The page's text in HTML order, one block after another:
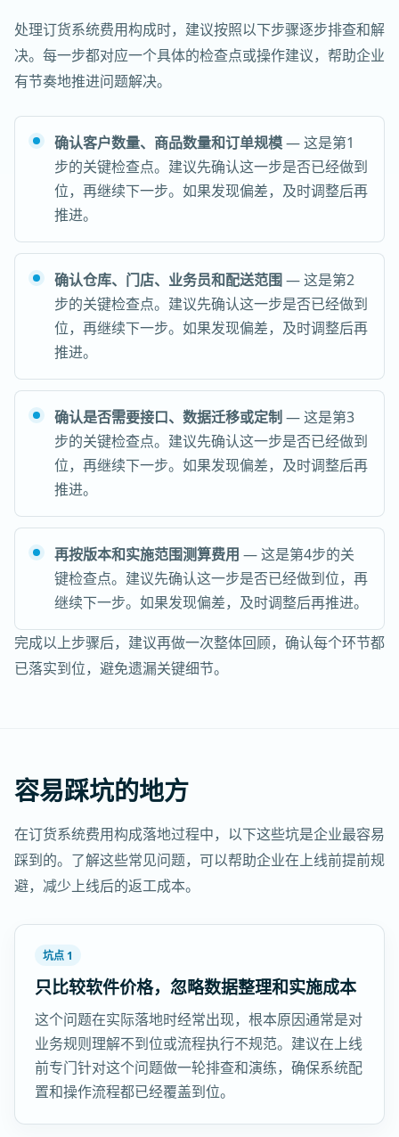
处理订货系统费用构成时，建议按照以下步骤逐步排查和解
决。每一步都对应一个具体的检查点或操作建议，帮助企业
有节奏地推进问题解决。
确认客户数量、商品数量和订单规模— 这是第1
步的关键检查点。建议先确认这一步是否已经做到
位，再继续下一步。如果发现偏差，及时调整后再
推进。
确认仓库、门店、业务员和配送范围 — 这是第2
步的关键检查点。建议先确认这一步是否已经做到
位，再继续下一步。如果发现偏差，及时调整后再
推进。
确认是否需要接口、数据迁移或定制 — 这是第3
步的关键检查点。建议先确认这一步是否已经做到
位，再继续下一步。如果发现偏差，及时调整后再
推进。
再按版本和实施范围测算费用 — 这是第4步的关
键检查点。建议先确认这一步是否已经做到位，再
继续下一步。如果发现偏差，及时调整后再推进。
完成以上步骤后，建议再做一次整体回顾，确认每个环节都
已落实到位，避免遗漏关键细节。
容易踩坑的地方
在订货系统费用构成落地过程中，以下这些坑是企业最容易
踩到的。了解这些常见问题，可以帮助企业在上线前提前规
避，减少上线后的返工成本。
坑点 1
只比较软件价格，忽略数据整理和实施成本
这个问题在实际落地时经常出现，根本原因通常是对
业务规则理解不到位或流程执行不规范。建议在上线
前专门针对这个问题做一轮排查和演练，确保系统配
置和操作流程都已经覆盖到位。